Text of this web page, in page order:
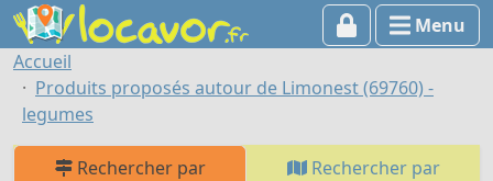
Menu
Accueil
Produits proposés autour de Limonest (69760) -
legumes
Rechercher par
Rechercher par